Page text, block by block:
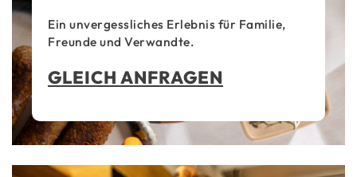
Ein unvergessliches Erlebnis für Familie,
Freunde und Verwandte.
GLEICH ANFRAGEN